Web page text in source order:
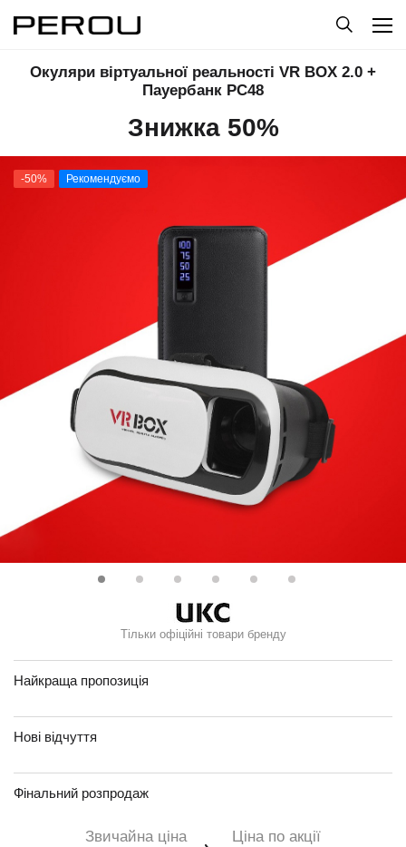
Окуляри віртуальної реальності VR BOX 2.0 +
Пауербанк PC48
Знижка 50%
-50% Рекомендуємо
Тільки офіційні товари бренду
Найкраща пропозиція
Нові відчуття
Фінальний розпродаж
Звичайна ціна Ціна по акції